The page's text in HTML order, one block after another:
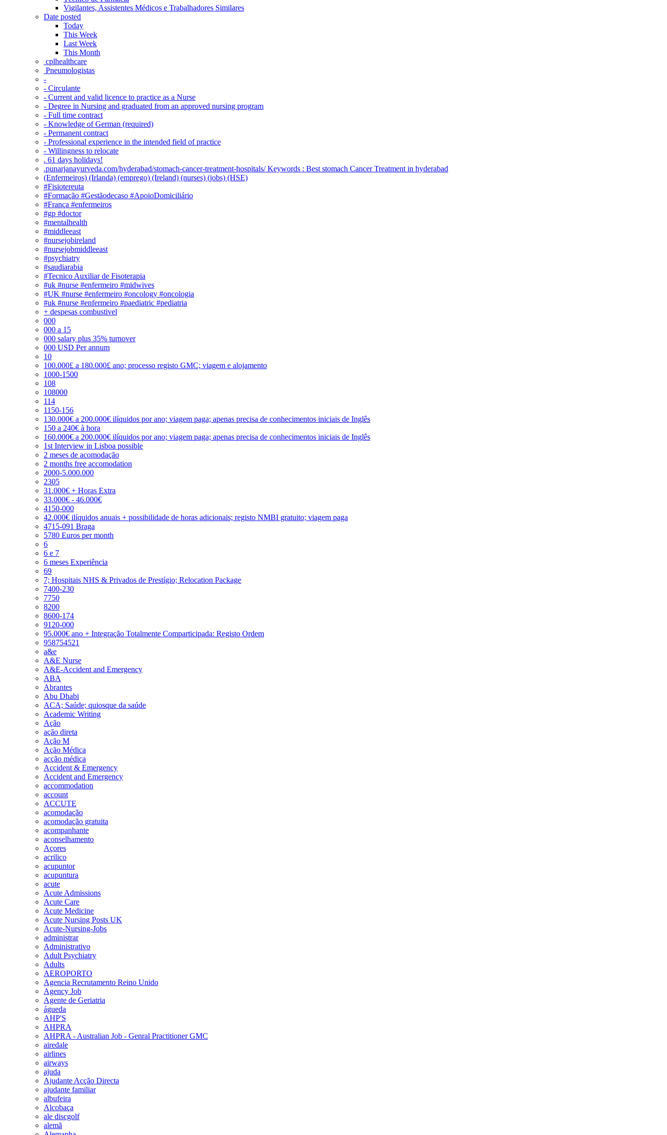
Vigilantes, Assistentes Médicos e Trabalhadores Similares
Date posted
Today
This Week
Last Week
This Month
‎ cplhealthcare‬
Pneumologistas
-
- Circulante
- Current and valid licence to practice as a Nurse
- Degree in Nursing and graduated from an approved nursing program
- Full time contract
- Knowledge of German (required)
- Permanent contract
- Professional experience in the intended field of practice
- Willingness to relocate
. 61 days holidays!
.punarjanayurveda.com/hyderabad/stomach-cancer-treatment-hospitals/ Keywords : Best stomach Cancer Treatment in hyderabad
(Enfermeiros) (Irlanda) (emprego) (Ireland) (nurses) (jobs) (HSE)
#Fisiotereuta
#Formação #Gestãodecaso #ApoioDomiciliário
#França #enfermeiros
#gp #doctor
#mentalhealth
#middleeast
#nursejobireland
#nursejobmiddleeast
#psychiatry
#saudiarabia
#Tecnico Auxiliar de Fisoterapia
#uk #nurse #enfermeiro #midwives
#UK #nurse #enfermeiro #oncology #oncologia
#uk #nurse #enfermeiro #paediatric #pediatria
+ despesas combustivel
000
000 a 15
000 salary plus 35% turnover
000 USD Per annum
10
100.000£ a 180.000£ ano; processo registo GMC; viagem e alojamento
1000-1500
108
108000
114
1150-156
130.000€ a 200.000€ ilíquidos por ano; viagem paga; apenas precisa de conhecimentos iniciais de Inglês
150 a 240€ à hora
160.000€ a 200.000€ ilíquidos por ano; viagem paga; apenas precisa de conhecimentos iniciais de Inglês
1st Interview in Lisboa possible
2 meses de acomodação
2 months free accomodation
2000-5.000.000
2305
31.000€ + Horas Extra
33.000€ - 46.000€
4150-000
42.000€ ilíquidos anuais + possibilidade de horas adicionais; registo NMBI gratuito; viagem paga
4715-091 Braga
5780 Euros per month
6
6 e 7
6 meses Experiência
69
7; Hospitais NHS & Privados de Prestígio; Relocation Package
7400-230
7750
8200
8600-174
9120-000
95.000€ ano + Integração Totalmente Comparticipada: Registo Ordem
958754521
a&e
A&E Nurse
A&E-Accident and Emergency
ABA
Abrantes
Abu Dhabi
ACA; Saúde; quiosque da saúde
Academic Writing
Ação
ação direta
Ação M
Ação Médica
acção médica
Accident & Emergency
Accident and Emergency
accommodation
account
ACCUTE
acomodação
acomodação gratuita
acompanhante
aconselhamento
Açores
acrilico
acupuntor
acupuntura
acute
Acute Admissions
Acute Care
Acute Medicine
Acute Nursing Posts UK
Acute-Nursing-Jobs
administrar
Administrativo
Adult Psychiatry
Adults
AEROPORTO
Agencia Recrutamento Reino Unido
Agency Job
Agente de Geriatria
águeda
AHP'S
AHPRA
AHPRA - Australian Job - Genral Practitioner GMC
airedale
airlines
airways
ajuda
Ajudante Acção Directa
ajudante familiar
albufeira
Alcobaça
ale discgolf
alemã